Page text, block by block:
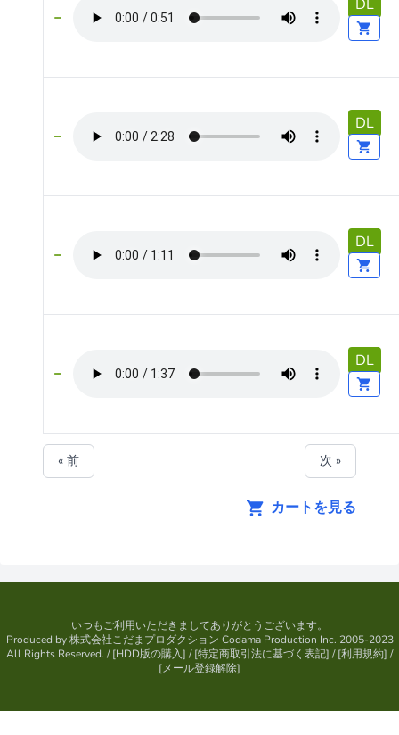
DL
DL
DL
DL
« 前 次 »
カートを見る
いつもご利用いただきましてありがとうございます。
Produced by株式会社こだまプロダクション Codama Production Inc. 2005-2023
All Rights Reserved. / [HDD版の購入] / [特定商取引法に基づく表記] / [利用規約] /
[メール登録解除]